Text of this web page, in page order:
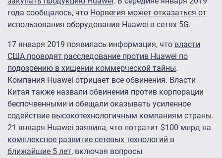
года сообщалось, что Норвегия может отказаться от
использования оборудования Huawei в сетях 5G.
17 января 2019 появилась информация, что власти
США проводят расследование против Huawei по
подозрению в хищении коммерческой тайны.
Компания Huawei отрицает все обвинения. Власти
Китая также назвали обвинения против корпорации
беспочвенными и обещали оказывать усиленное
содействие высокотехнологичным компаниям страны.
21 января Huawei заявила, что потратит $100 млрд на
комплексное развитие сетевых технологий в
ближайшие 5 лет, включая вопросы